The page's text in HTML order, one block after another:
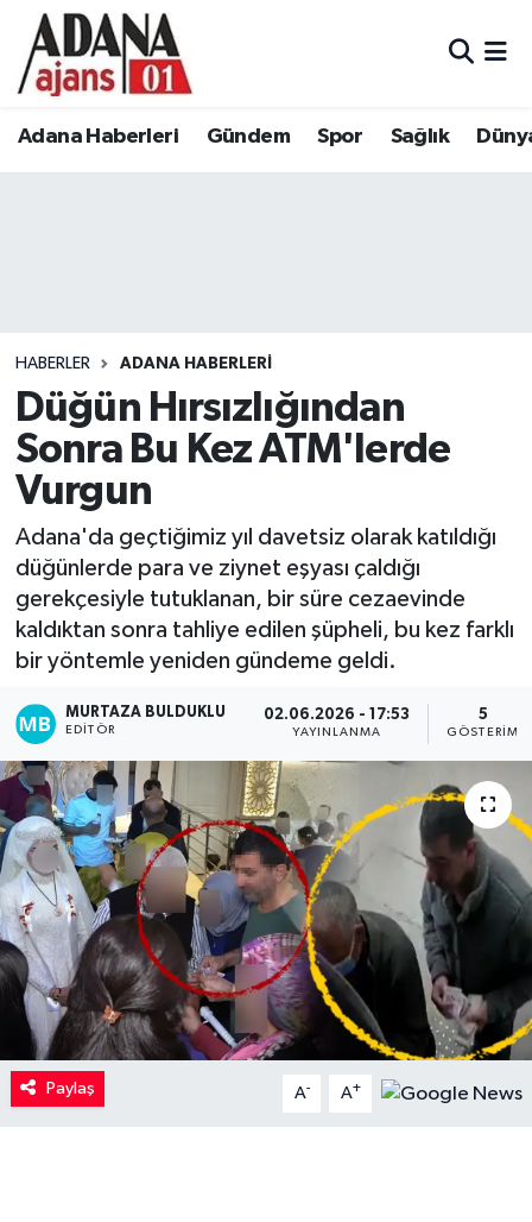
Adana Haberleri Gündem Spor Sağlık
HABERLER ADANA HABERLERI
Düğün Hırsızlığından
Sonra Bu Kez ATM'lerde
Vurgun
Adana'da geçtiğimiz yıl davetsiz olarak katıldığı
düğünlerde para ve ziynet eşyası çaldığı
gerekçesiyle tutuklanan, bir süre cezaevinde
kaldıktan sonra tahliye edilen şüpheli, bu kez farklı
bir yöntemle yeniden gündeme geldi.
MURTAZA BULDUKLU
EDITÖR
02.06.2026 - 17:53
YAYINLANMA
5
GÖSTERIM
Paylaş A- A+
Adana Haberleri
Eğitim
Siyaset
Ekonomi
Kadın
Magazin
Adana Nöbetçi Eczaneler
Tüm Manşetler
Son Dakika Haberleri
Haber Arşivi